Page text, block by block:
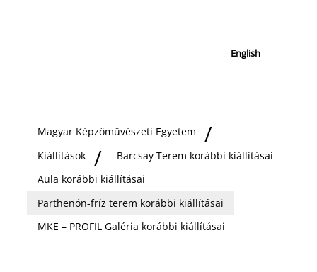
English
Magyar Képzőművészeti Egyetem
Kiállítások
Barcsay Terem korábbi kiállításai
Aula korábbi kiállításai
Parthenón-fríz terem korábbi kiállításai
MKE – PROFIL Galéria korábbi kiállításai